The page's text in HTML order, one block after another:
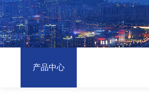
产品中心